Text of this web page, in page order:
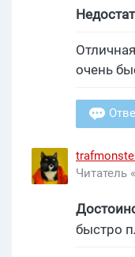
очень
Читатель
быстро